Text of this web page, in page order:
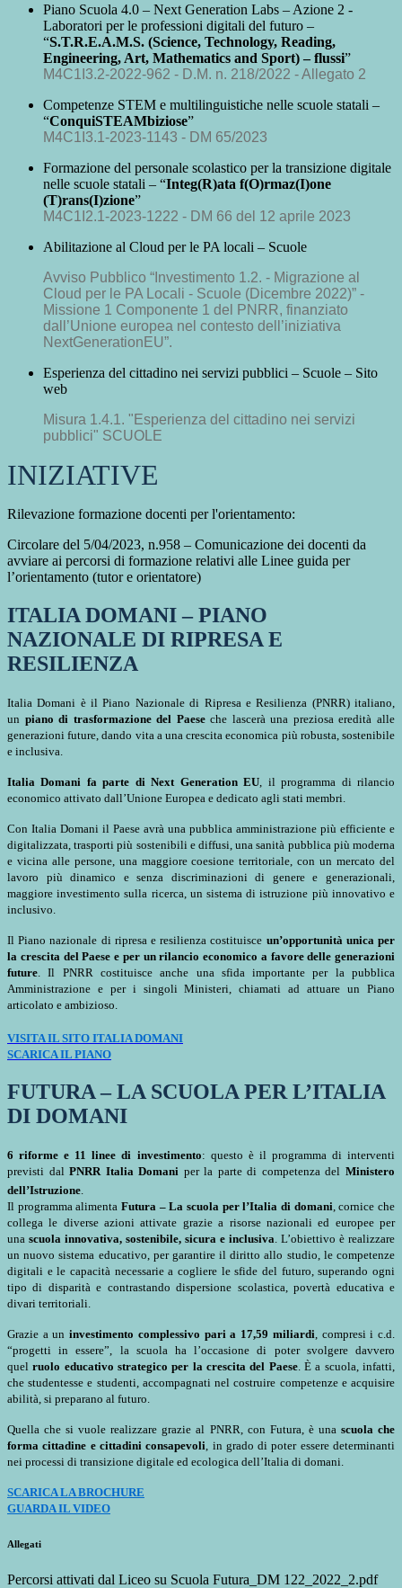
Piano Scuola 4.0 – Next Generation Labs – Azione 2 -
Laboratori per le professioni digitali del futuro –
“S.T.R.E.A.M.S. (Science, Technology, Reading,
Engineering, Art, Mathematics and Sport) – flussi”
M4C1I3.2-2022-962 - D.M. n. 218/2022 - Allegato 2
Competenze STEM e multilinguistiche nelle scuole statali –
“ConquiSTEAMbiziose”
M4C1I3.1-2023-1143 - DM 65/2023
Formazione del personale scolastico per la transizione digitale
nelle scuole statali – “Integ(R)ata f(O)rmaz(I)one
(T)rans(I)zione”
M4C1I2.1-2023-1222 - DM 66 del 12 aprile 2023
Abilitazione al Cloud per le PA locali – Scuole
Avviso Pubblico “Investimento 1.2. - Migrazione al
Cloud per le PA Locali - Scuole (Dicembre 2022)” -
Missione 1 Componente 1 del PNRR, finanziato
dall’Unione europea nel contesto dell’iniziativa
NextGenerationEU”.
Esperienza del cittadino nei servizi pubblici – Scuole – Sito
web
Misura 1.4.1. "Esperienza del cittadino nei servizi
pubblici" SCUOLE
INIZIATIVE
Rilevazione formazione docenti per l'orientamento:
Circolare del 5/04/2023, n.958 – Comunicazione dei docenti da
avviare ai percorsi di formazione relativi alle Linee guida per
l’orientamento (tutor e orientatore)
ITALIA DOMANI – PIANO
NAZIONALE DI RIPRESA E
RESILIENZA
Italia Domani è il Piano Nazionale di Ripresa e Resilienza (PNRR) italiano,
un piano di trasformazione del Paeseche lascerà una preziosa eredità alle
generazioni future, dando vita a una crescita economica più robusta, sostenibile
e inclusiva.
Italia Domani fa parte di Next Generation EU , il programma di rilancio
economico attivato dall’Unione Europea e dedicato agli stati membri.
Con Italia Domani il Paese avrà una pubblica amministrazione più efficiente e
digitalizzata, trasporti più sostenibili e diffusi, una sanità pubblica più moderna
e vicina alle persone, una maggiore coesione territoriale, con un mercato del
lavoro più dinamico e senza discriminazioni di genere e generazionali,
maggiore investimento sulla ricerca, un sistema di istruzione più innovativo e
inclusivo.
Il Piano nazionale di ripresa e resilienza costituisce un’opportunità unica per
la crescita del Paese e per un rilancio economico a favore delle generazioni
future . Il PNRR costituisce anche una sfida importante per la pubblica
Amministrazione e per i singoli Ministeri, chiamati ad attuare un Piano
articolato e ambizioso.
VISITA IL SITO ITALIA DOMANI
SCARICA IL PIANO
FUTURA – LA SCUOLA PER L’ITALIA
DI DOMANI
6 riforme e 11 linee di investimento: questo è il programma di interventi
previsti dalPNRR Italia Domani per la parte di competenza delMinistero
dell’Istruzione
Il programma alimenta Futura – La scuola per l’Italia di domani , cornice che
collega le diverse azioni attivate grazie a risorse nazionali ed europee per
una scuola innovativa, sostenibile, sicura e inclusiva . L’obiettivo è realizzare
un nuovo sistema educativo, per garantire il diritto allo studio, le competenze
digitali e le capacità necessarie a cogliere le sfide del futuro, superando ogni
tipo di disparità e contrastando dispersione scolastica, povertà educativa e
divari territoriali.
Grazie a uninvestimento complessivo pari a 17,59 miliardi , compresi i c.d.
“progetti in essere”, la scuola ha l’occasione di poter svolgere davvero
quelruolo educativo strategico per la crescita del Paese. È a scuola, infatti,
che studentesse e studenti, accompagnati nel costruire competenze e acquisire
abilità, si preparano al futuro.
Quella che si vuole realizzare grazie al PNRR, con Futura, è una scuola che
forma cittadine e cittadini consapevoli , in grado di poter essere determinanti
nei processi di transizione digitale ed ecologica dell’Italia di domani.
SCARICA LA BROCHURE
GUARDA IL VIDEO
Allegati
Percorsi attivati dal Liceo su Scuola Futura_DM 122_2022_2.pdf